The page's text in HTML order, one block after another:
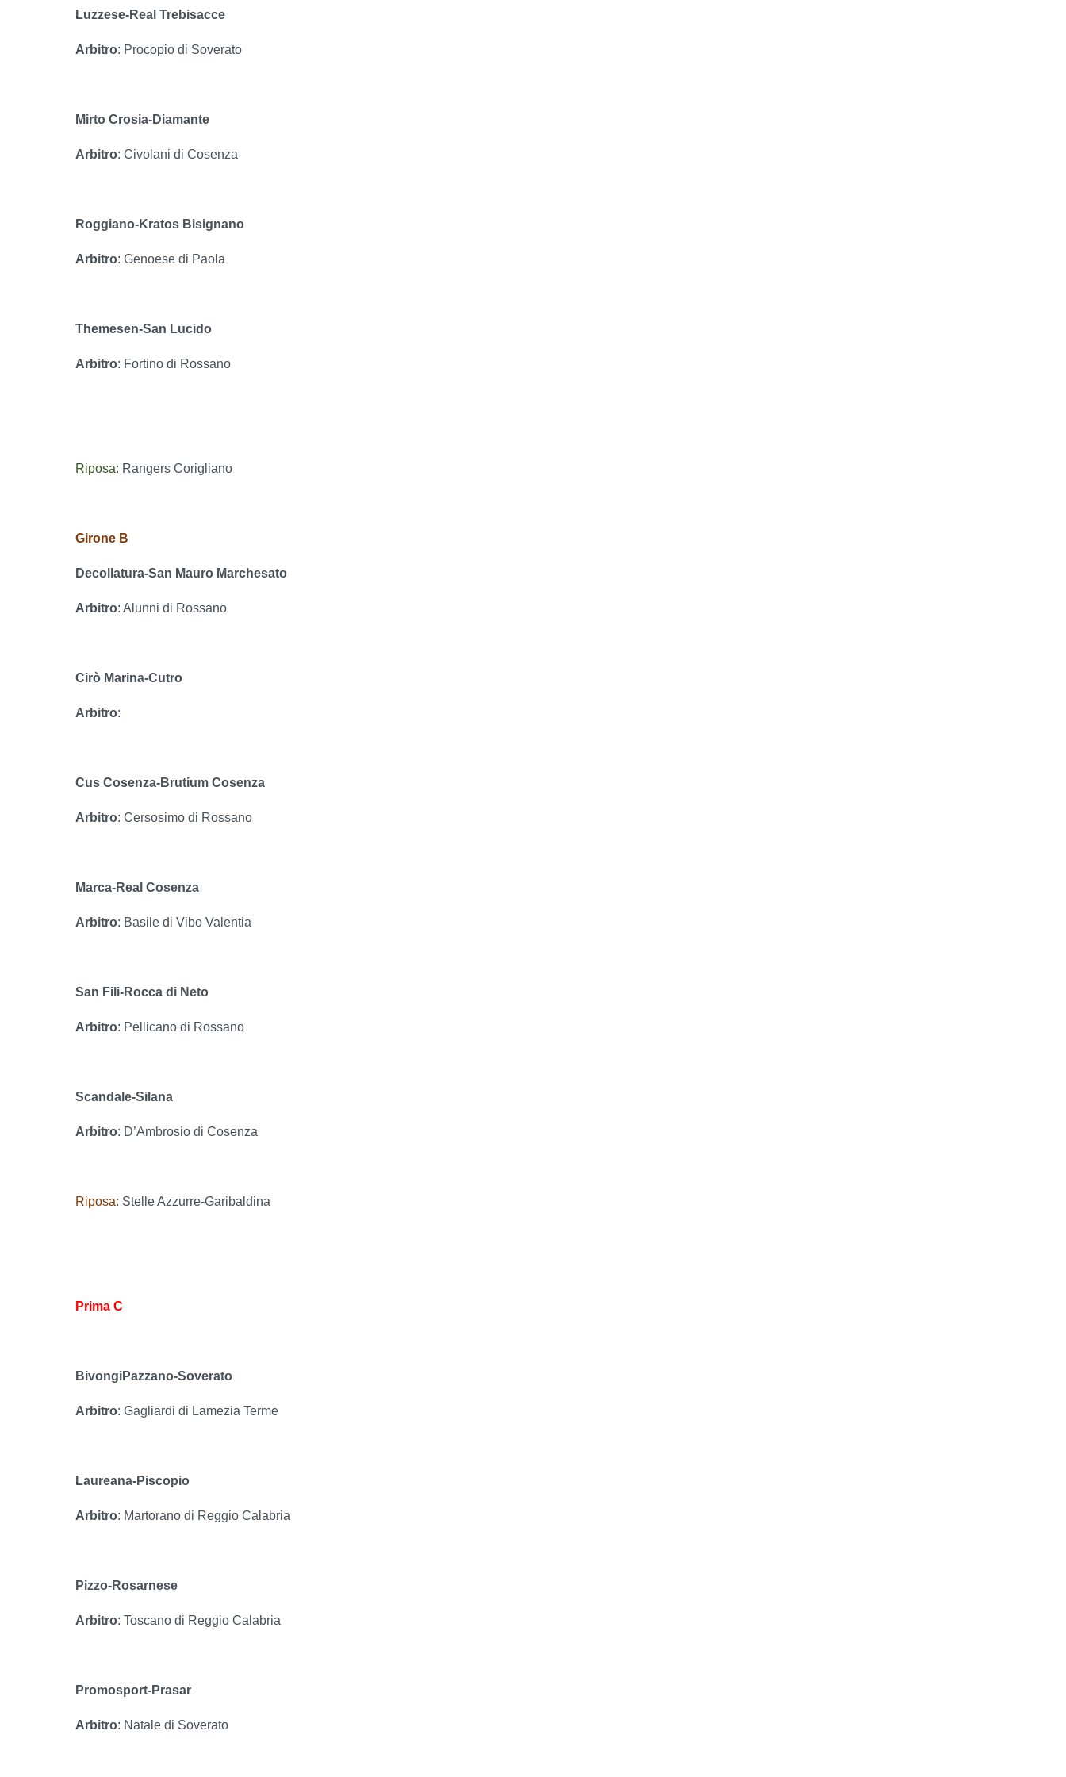
Luzzese-Real Trebisacce
Arbitro: Procopio di Soverato
Mirto Crosia-Diamante
Arbitro: Civolani di Cosenza
Roggiano-Kratos Bisignano
Arbitro: Genoese di Paola
Themesen-San Lucido
Arbitro: Fortino di Rossano
Riposa: Rangers Corigliano
Girone B
Decollatura-San Mauro Marchesato
Arbitro: Alunni di Rossano
Cirò Marina-Cutro
Arbitro:
Cus Cosenza-Brutium Cosenza
Arbitro: Cersosimo di Rossano
Marca-Real Cosenza
Arbitro: Basile di Vibo Valentia
San Fili-Rocca di Neto
Arbitro: Pellicano di Rossano
Scandale-Silana
Arbitro: D’Ambrosio di Cosenza
Riposa: Stelle Azzurre-Garibaldina
Prima C
BivongiPazzano-Soverato
Arbitro: Gagliardi di Lamezia Terme
Laureana-Piscopio
Arbitro: Martorano di Reggio Calabria
Pizzo-Rosarnese
Arbitro: Toscano di Reggio Calabria
Promosport-Prasar
Arbitro: Natale di Soverato